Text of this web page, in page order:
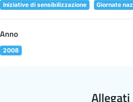
Iniziative di sensibilizzazione
Giornate
Anno
2008
Allegati